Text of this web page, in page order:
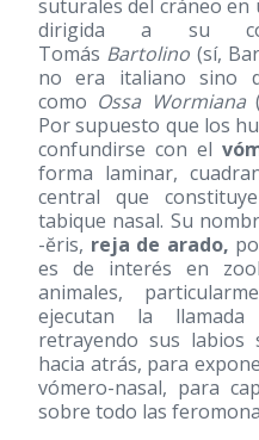
suturales del cráneo en
dirigida a su
Tomás Bartolino (sí,
no era italiano sino
como Ossa Wormiana
Por supuesto que los
confundirse con el
forma laminar,
central que
tabique nasal. Su
-ĕris, reja de arado,
es de interés en
animales,
ejecutan la llamada
retrayendo sus labios
hacia atrás, para
vómero-nasal, para
sobre todo las